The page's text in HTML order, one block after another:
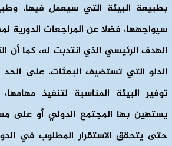
بطبيعة البيئة التي سيعمل فيها،
سيواجهها، فضلا عن المراجعات الدورية
الهدف الرئيسي الذي انتدبت له، كما أن
الدلو التي تستضيف البعثات، على
توفير البيئة المناسبة لتنفيذ
يستهين بها المجتمع الدولي أو على
حتى يتحقق الاستقرار المطلوب في